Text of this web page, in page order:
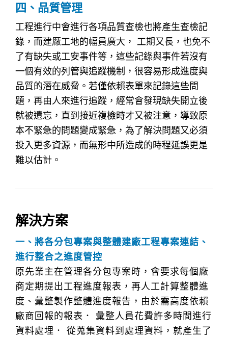
四、品質管理
工程進行中會進行各項品質查檢也將產生查檢記
錄，而建厰工地的幅員廣大， 工期又長，也免不
了有缺失或工安事件等，這些記錄與事件若沒有
一個有效的列管與追蹤機制，很容易形成進度與
品質的潛在威脅。若僅依賴表單來記錄這些問
題，再由人來進行追蹤，經常會發現缺失開立後
就被遺忘，直到接近複檢時才又被注意，導致原
本不緊急的問題變成緊急，為了解決問題又必須
投入更多資源，而無形中所造成的時程延誤更是
難以估計。
解決方案
一、將各分包專案與整體建廠工程專案連結、
進行整合之進度管控
原先業主在管理各分包專案時，會要求每個廠
商定期提出工程進度報表，再人工計算整體進
度、彙整製作整體進度報告，由於需高度依賴
廠商回報的報表． 彙整人員花費許多時間進行
資料處埋． 從蒐集資料到處理資料，就產生了